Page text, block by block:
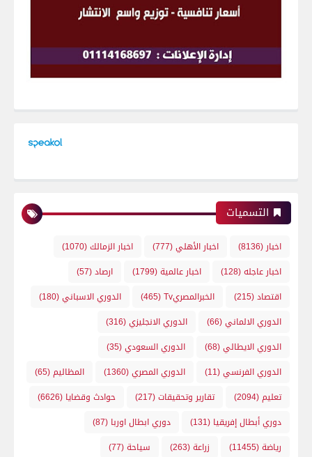
التسميات
اخبار(8136) اخبار الأهلي(777) اخبار الزمالك(1070)
اخبار عاجله(128) اخبار عالمية(1799) ارصاد(57)
اقتصاد(215) الخبرالمصريTv (465) الدوري الاسباني(180)
الدوري الالماني(66) الدوري الانجليزي(316)
الدوري الايطالي(68) الدوري السعودي(35)
الدوري الفرنسي(11) الدوري المصري(1360) المظاليم(65)
تعليم(2094) تقارير وتحقيقات(217) حوادث وقضايا (6626)
دوري أبطال إفريقيا (131) دوري ابطال اوربا (87)
رياضة(11455) زراعة(263) سياحة(77)